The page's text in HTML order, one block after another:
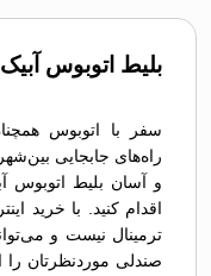
بلیط اتوبوس
سفر با اتوبوس
راه‌های جابجایی
و آسان بلیط اتوبوس
اقدام کنید. با خرید
ترمینال نیست و
صندلی موردنظرتان را